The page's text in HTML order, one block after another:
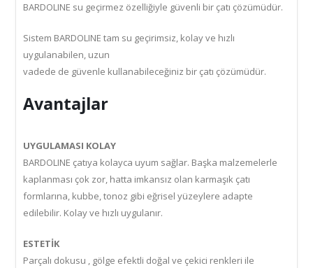
BARDOLINE su geçirmez özelliğiyle güvenli bir çatı çözümüdür.
Sistem BARDOLINE tam su geçirimsiz, kolay ve hızlı
uygulanabilen, uzun
vadede de güvenle kullanabileceğiniz bir çatı çözümüdür.
Avantajlar
UYGULAMASI KOLAY
BARDOLINE çatıya kolayca uyum sağlar. Başka malzemelerle
kaplanması çok zor, hatta imkansız olan karmaşık çatı
formlarına, kubbe, tonoz gibi eğrisel yüzeylere adapte
edilebilir. Kolay ve hızlı uygulanır.
ESTETİK
Parçalı dokusu , gölge efektli doğal ve çekici renkleri ile